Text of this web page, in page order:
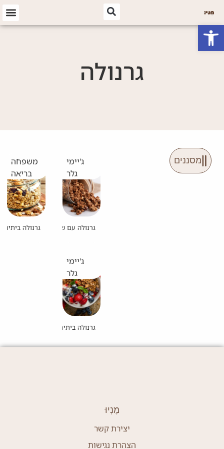
פתח סרגל נגישות
גרנולה
מסננים
ג'יימי
גלר
גרנולה עם שמן זית סילאן וסומאק
משפחה
בריאה
גרנולה ביתית
ג'יימי
גלר
גרנולה ביתית דלת שומן
מֶנְיוּ
יצירת קשר
הצהרת נגישות